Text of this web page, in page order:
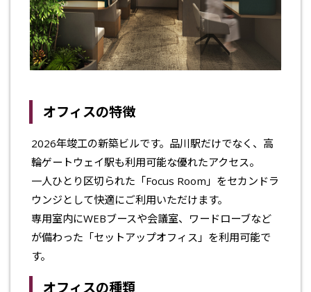
オフィスの特徴
2026年竣工の新築ビルです。品川駅だけでなく、高
輪ゲートウェイ駅も利用可能な優れたアクセス。
一人ひとり区切られた「Focus Room」をセカンドラ
ウンジとして快適にご利用いただけます。
専用室内にWEBブースや会議室、ワードローブなど
が備わった「セットアップオフィス」を利用可能で
す。
オフィスの種類